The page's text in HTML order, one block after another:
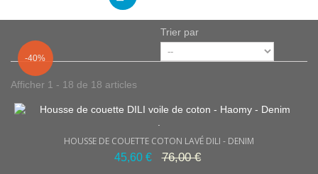
Trier par
Afficher 1 - 18 de 18 articles
HOUSSE DE COUETTE COTON LAVÉ DILI - DENIM
45,60 €
76,00 €
-40%